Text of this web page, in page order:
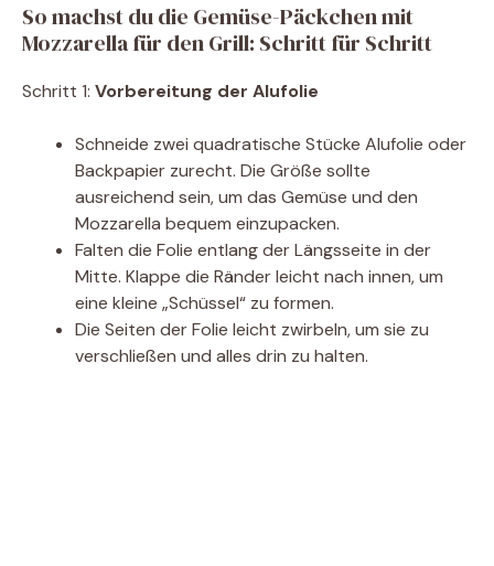
So machst du die Gemüse-Päckchen mit
Mozzarella für den Grill: Schritt für Schritt
Schritt 1: Vorbereitung der Alufolie
Schneide zwei quadratische Stücke Alufolie oder
Backpapier zurecht. Die Größe sollte
ausreichend sein, um das Gemüse und den
Mozzarella bequem einzupacken.
Falten die Folie entlang der Längsseite in der
Mitte. Klappe die Ränder leicht nach innen, um
eine kleine „Schüssel“ zu formen.
Die Seiten der Folie leicht zwirbeln, um sie zu
verschließen und alles drin zu halten.